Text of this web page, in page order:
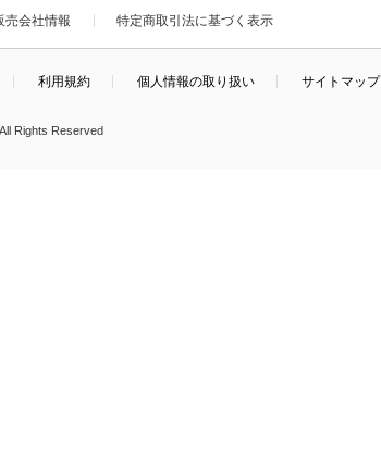
売会社情報 特定商取引法に基づく表示
利用規約 個人情報の取り扱い サイトマップ
Rights Reserved